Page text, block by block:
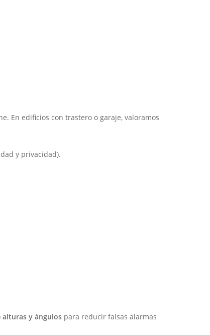
En edificios con trastero o garaje, valoramos
y privacidad).
alturas y ángulos para reducir falsas alarmas